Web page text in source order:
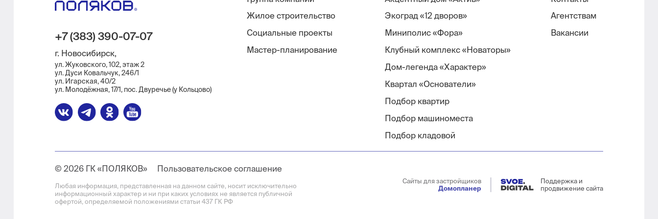
+7 (383) 390-07-07
г. Новосибирск,
ул. Жуковского, 102, этаж 2
ул. Дуси Ковальчук, 246/1
ул. ​Игарская, 40/2
ул. Молодёжная, 17/1, пос. Двуречье (у Кольцово)
Жилое строительство
Социальные проекты
Мастер-планирование
Экоград «12 дворов»
Миниполис «Фора»
Клубный комплекс «Новаторы»
Дом-легенда «Характер»
Квартал «Основатели»
Подбор квартир
Подбор машиноместа
Подбор кладовой
Агентствам
Вакансии
© 2026 ГК «ПОЛЯКОВ» Пользовательское соглашение
Любая информация, представленная на данном сайте, носит исключительно
информационный характер и ни при каких условиях не является публичной
офертой, определяемой положениями статьи 437 ГК РФ
Сайты для застройщиков
Домопланер
Поддержка и
продвижение сайта